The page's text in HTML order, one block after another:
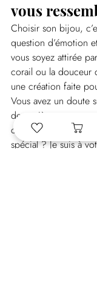
vous
Choisir son bijou,
question d’émotion
vous soyez attirée
corail ou la douceur
une création faite
Vous avez un doute
de matières ou vous
création sur-mesure
spécial ? Je suis à